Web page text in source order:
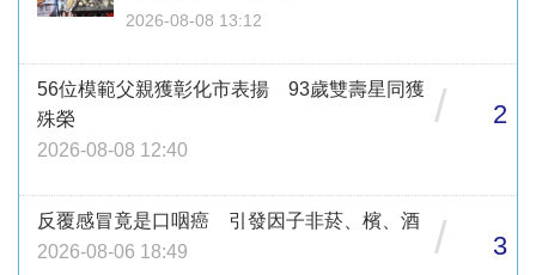
2026-08-08 13:12
56位模範父親獲彰化市表揚 93歲雙壽星同獲
殊榮
2026-08-08 12:40
/ 2
反覆感冒竟是口咽癌 引發因子非菸、檳、酒
2026-08-06 18:49
/ 3